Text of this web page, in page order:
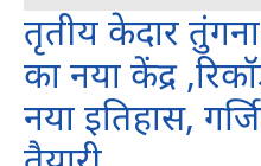
तृतीय केदार
का नया केंद्र
नया इतिहास,